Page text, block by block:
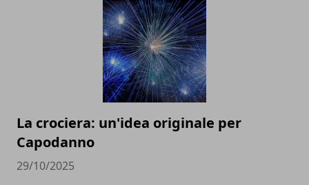
La crociera: un'idea originale per
Capodanno
29/10/2025